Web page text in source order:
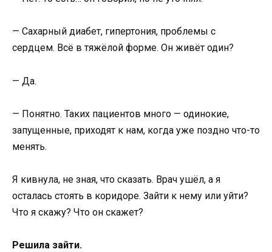
— Сахарный диабет, гипертония, проблемы с
сердцем. Всё в тяжёлой форме. Он живёт один?
— Да.
— Понятно. Таких пациентов много — одинокие,
запущенные, приходят к нам, когда уже поздно что-то
менять.
Я кивнула, не зная, что сказать. Врач ушёл, а я
осталась стоять в коридоре. Зайти к нему или уйти?
Что я скажу? Что он скажет?
Решила зайти.